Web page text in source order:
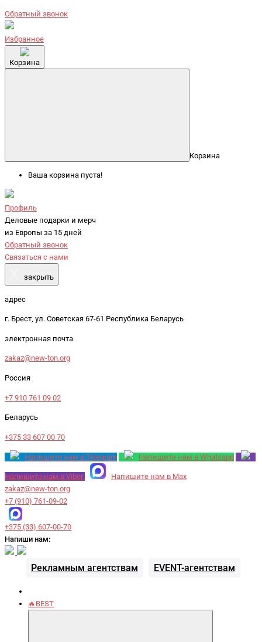
Обратный звонок
Избранное
Корзина
Корзина
Ваша корзина пуста!
Профиль
Деловые подарки и мерч
из Европы за 15 дней
Обратный звонок
Связаться с нами
закрыть
адрес
г. Брест, ул. Советская 67-61 Республика Беларусь
электронная почта
zakaz@new-ton.org
Россия
+7 910 761 09 02
Беларусь
+375 33 607 00 70
Напишите нам в Telegram Напишите нам в Whatsapp
Напишите нам в Viber
Напишите нам в Max
zakaz@new-ton.org
+7 (910) 761-09-02
+375 (33) 607-00-70
Напиши нам:
Рекламным агентствам EVENT-агентствам
🔥BEST